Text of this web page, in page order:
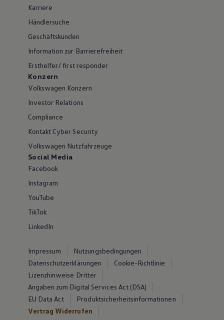
Karriere
Händlersuche
Geschäftskunden
Information zur Barrierefreiheit
Ersthelfer/ first responder
Konzern
Volkswagen Konzern
Investor Relations
Compliance
Kontakt Cyber Security
Volkswagen Nutzfahrzeuge
Social Media
Facebook
Instagram
YouTube
TikTok
LinkedIn
Impressum
Nutzungsbedingungen
Datenschutzerklärungen
Cookie-Richtlinie
Lizenzhinweise Dritter
Angaben zum Digital Services Act (DSA)
EU Data Act
Produktsicherheitsinformationen
Vertrag Widerrufen